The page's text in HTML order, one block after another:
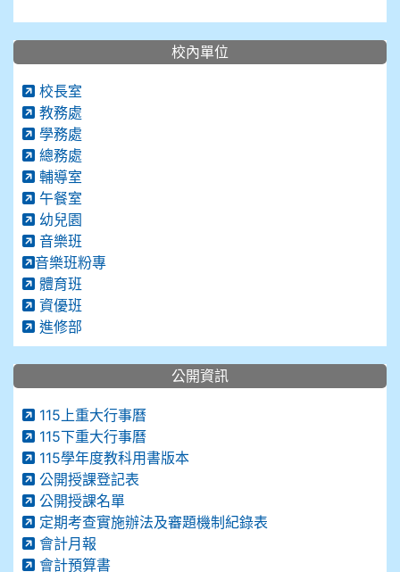
校內單位
校長室
教務處
學務處
總務處
輔導室
午餐室
幼兒園
音樂班
音樂班粉專
體育班
資優班
進修部
公開資訊
115上重大行事曆
115下重大行事曆
115學年度教科用書版本
公開授課登記表
公開授課名單
定期考查實施辦法及審題機制紀錄表
會計月報
會計預算書